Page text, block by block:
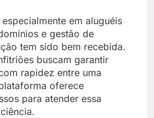
em aluguéis
e gestão de
tem sido bem recebida.
buscam garantir
rapidez entre uma
oferece
para atender essa